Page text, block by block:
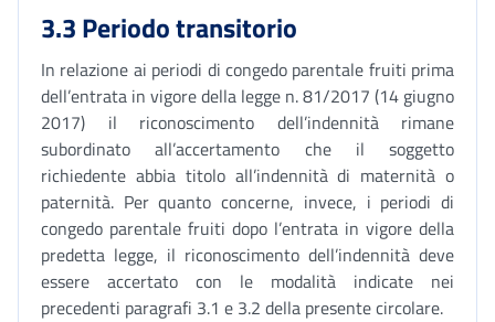
3.3 Periodo transitorio
In relazione ai periodi di congedo parentale fruiti prima
dell’entrata in vigore della legge n. 81/2017 (14 giugno
2017) il riconoscimento dell’indennità rimane
subordinato all’accertamento che il soggetto
richiedente abbia titolo all’indennità di maternità o
paternità. Per quanto concerne, invece, i periodi di
congedo parentale fruiti dopo l’entrata in vigore della
predetta legge, il riconoscimento dell’indennità deve
essere accertato con le modalità indicate nei
precedenti paragrafi 3.1 e 3.2 della presente circolare.